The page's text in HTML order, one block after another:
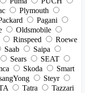
Plymouth
Pagani
Oldsmobile
Rinspeed
Roewe
Saab
Saipa
Sears
SEAT
Skoda
Smart
Steyr
Tatra
Tazzari